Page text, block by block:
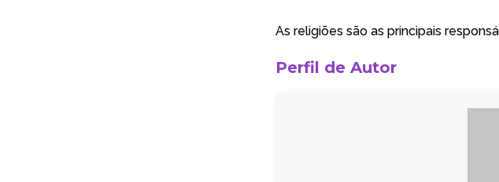
As religiões são as principais
Perfil de Autor